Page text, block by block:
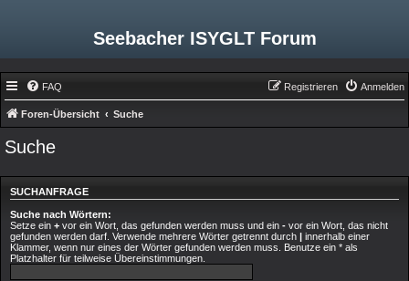
Seebacher ISYGLT Forum
FAQ Anmelden
Registrieren
Foren-Übersicht Suche
Suche
SUCHANFRAGE
Suche nach Wörtern:
Setze ein + vor ein Wort, das gefunden werden muss und ein - vor ein Wort, das nicht
gefunden werden darf. Verwende mehrere Wörter getrennt durch | innerhalb einer
Klammer, wenn nur eines der Wörter gefunden werden muss. Benutze ein * als
Platzhalter für teilweise Übereinstimmungen.